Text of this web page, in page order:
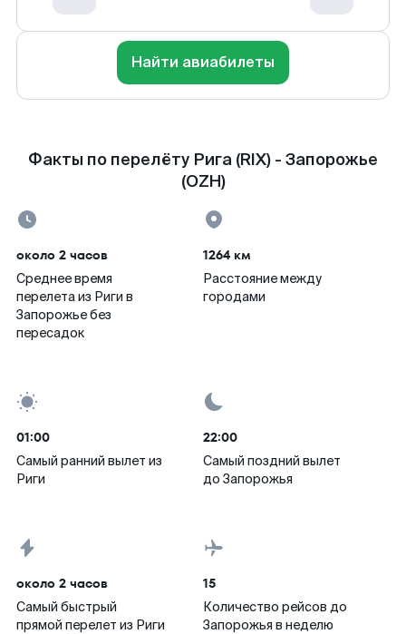
Найти авиабилеты
Факты по перелёту Рига (RIX) - Запорожье
(OZH)
около 2 часов
Среднее время
перелета из Риги в
Запорожье без
пересадок
1264 км
Расстояние между
городами
01:00
Самый ранний вылет из
Риги
22:00
Самый поздний вылет
до Запорожья
около 2 часов
Самый быстрый
прямой перелет из Риги
15
Количество рейсов до
Запорожья в неделю